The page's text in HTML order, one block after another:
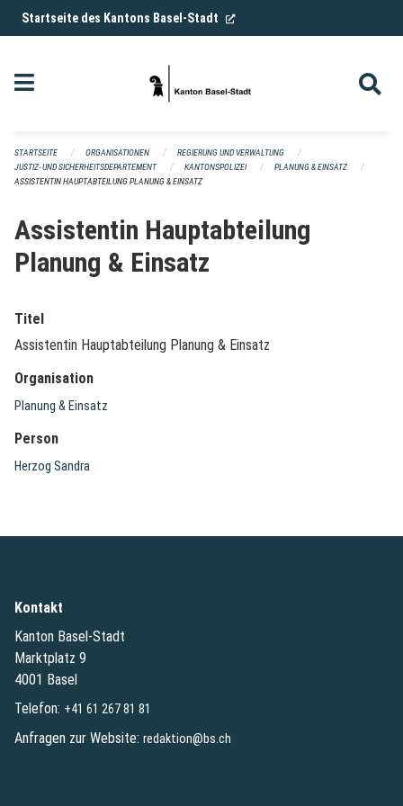
Navigation überspringen
Startseite des Kantons Basel-Stadt (External Link)
STARTSEITE ORGANISATIONEN
REGIERUNG UND VERWALTUNG
JUSTIZ- UND SICHERHEITSDEPARTEMENT
KANTONSPOLIZEI
PLANUNG & EINSATZ
ASSISTENTIN HAUPTABTEILUNG PLANUNG & EINSATZ
Assistentin Hauptabteilung
Planung & Einsatz
Titel
Assistentin Hauptabteilung Planung & Einsatz
Organisation
Planung & Einsatz
Person
Herzog Sandra
Kontakt
Kanton Basel-Stadt
Marktplatz 9
4001 Basel
Telefon: +41 61 267 81 81
Anfragen zur Website: redaktion@bs.ch